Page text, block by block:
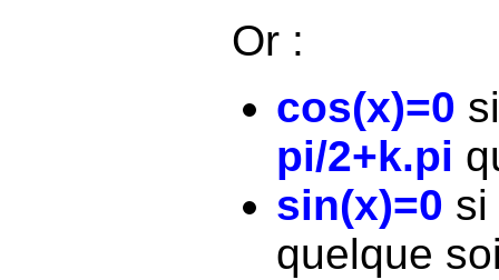
Or :
cos(x)=0
pi/2+k.pi
sin(x)=0
quelque